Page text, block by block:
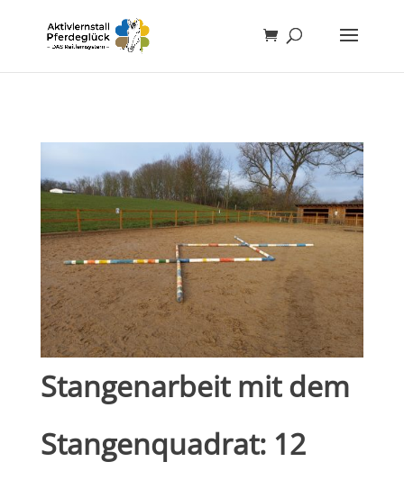
Stangenarbeit mit dem
Stangenquadrat: 12